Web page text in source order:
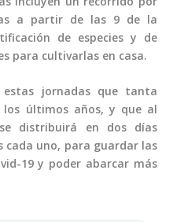
a partir de las 9 de la
de especies y de
para cultivarlas en casa.
jornadas que tanta
los últimos años, y que al
distribuirá en dos días
cada uno, para guardar las
19 y poder abarcar más